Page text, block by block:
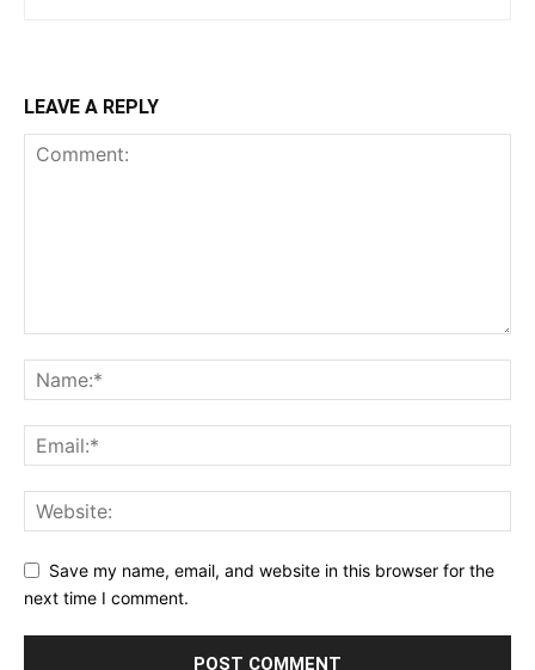
LEAVE A REPLY
Save my name, email, and website in this browser for the
next time I comment.